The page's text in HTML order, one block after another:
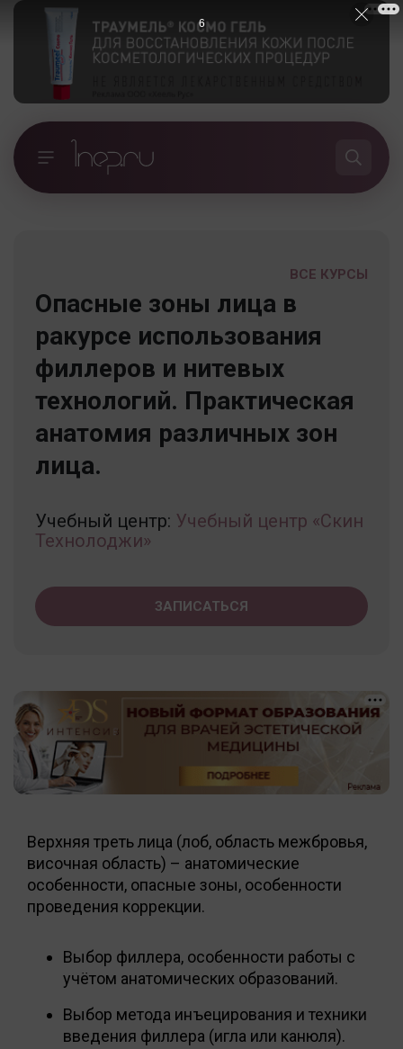
ВСЕ КУРСЫ
Опасные зоны лица в
ракурсе использования
филлеров и нитевых
технологий. Практическая
анатомия различных зон
лица.
Учебный центр: Учебный центр «Скин
Технолоджи»
ЗАПИСАТЬСЯ
Верхняя треть лица (лоб, область межбровья,
височная область) – анатомические
особенности, опасные зоны, особенности
проведения коррекции.
Выбор филлера, особенности работы с
учётом анатомических образований.
Выбор метода инъецирования и техники
введения филлера (игла или канюля).
5